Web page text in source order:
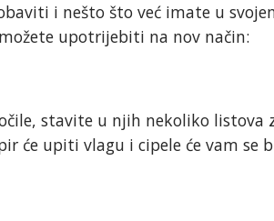
i nešto što već imate u
upotrijebiti na nov način:
stavite u njih nekoliko listova
će upiti vlagu i cipele će vam se